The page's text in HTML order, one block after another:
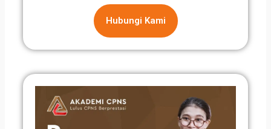
Hubungi Kami